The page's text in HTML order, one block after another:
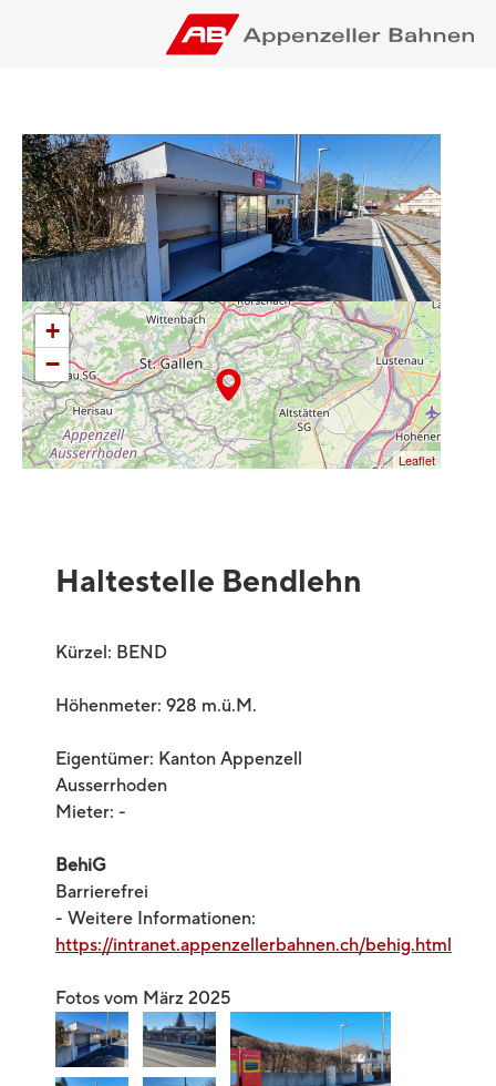
+
−
Leaflet
Haltestelle Bendlehn
Kürzel: BEND
Höhenmeter: 928 m.ü.M.
Eigentümer: Kanton Appenzell
Ausserrhoden
Mieter: -
BehiG
Barrierefrei
- Weitere Informationen:
https://intranet.appenzellerbahnen.ch/behig.html
Fotos vom März 2025